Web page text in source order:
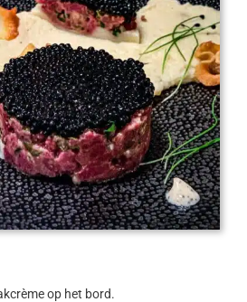
op het bord.